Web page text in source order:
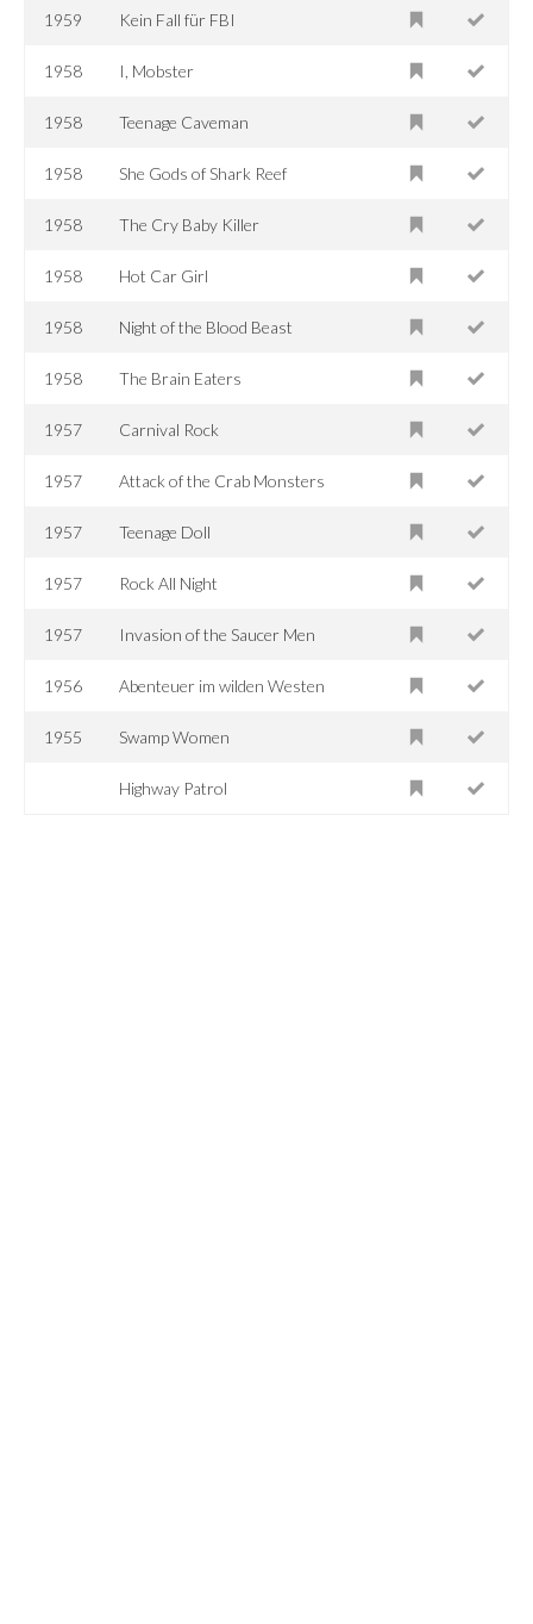
1959 Kein Fall für FBI
1958 I, Mobster
1958 Teenage Caveman
1958 She Gods of Shark Reef
1958 The Cry Baby Killer
1958 Hot Car Girl
1958 Night of the Blood Beast
1958 The Brain Eaters
1957 Carnival Rock
1957 Attack of the Crab Monsters
1957 Teenage Doll
1957 Rock All Night
1957 Invasion of the Saucer Men
1956 Abenteuer im wilden Westen
1955 Swamp Women
Highway Patrol